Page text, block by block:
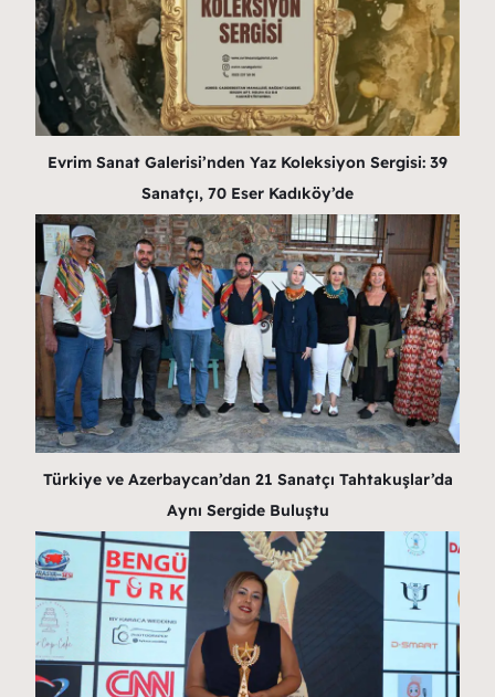
Evrim Sanat Galerisi’nden Yaz Koleksiyon Sergisi: 39
Sanatçı, 70 Eser Kadıköy’de
Türkiye ve Azerbaycan’dan 21 Sanatçı Tahtakuşlar’da
Aynı Sergide Buluştu